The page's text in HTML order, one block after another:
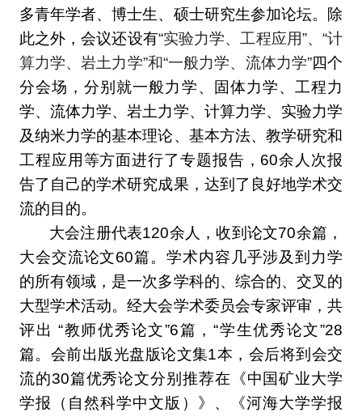
多青年学者、博士生、硕士研究生参加论坛。 除
此之外，会议还设有“实验力学、工程应用”、“计
算力学、岩土力学”和“一般力学、流体力学”四个
分会场，分别就一般力学、固体力学、工程力
学、流体力学、岩土力学、计算力学、实验力学
及纳米力学的基本理论、基本方法、教学研究和
工程应用等方面进行了专题报告，60余人次报
告了自己的学术研究成果，达到了良好地学术交
流的目的。
大会注册代表120余人，收到论文70余篇，
大会交流论文60篇。学术内容几乎涉及到力学
的所有领域，是一次多学科的、综合的、交叉的
大型学术活动。经大会学术委员会专家评审，共
评出 “教师优秀论文”6篇，“学生优秀论文”28
篇。会前出版光盘版论文集1本，会后将到会交
流的30篇优秀论文分别推荐在 《中国矿业大学
学报（自然科学中文版）》、《河海大学学报